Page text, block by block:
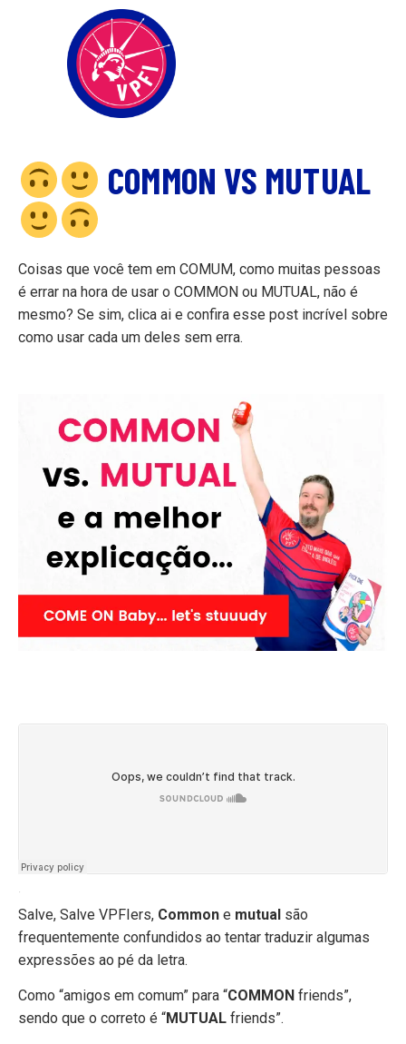
COMMON VS MUTUAL
Coisas que você tem em COMUM, como muitas pessoas
é errar na hora de usar o COMMON ou MUTUAL, não é
mesmo? Se sim, clica ai e confira esse post incrível sobre
como usar cada um deles sem erra.
·
Salve, Salve VPFIers, Common e mutual são
frequentemente confundidos ao tentar traduzir algumas
expressões ao pé da letra.
Como “amigos em comum” para “COMMON friends”,
sendo que o correto é “MUTUAL friends”.